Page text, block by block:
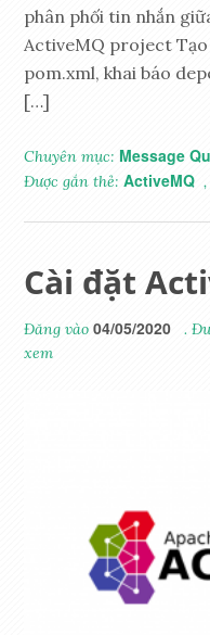
phân phối tin nhắn
ActiveMQ project
pom.xml, khai báo
[…]
Chuyên mục: Message
Được gắn thẻ:ActiveMQ
Cài đặt
Đăng vào04/05/2020 .
xem